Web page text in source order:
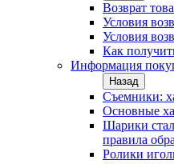
Возврат
Условия
Условия
Как
Информация
Назад
Съемники:
Основные
Шарики
правила
Ролики